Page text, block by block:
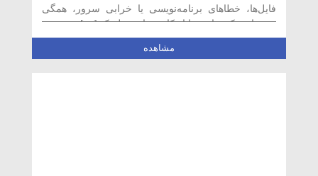
فایل‌ها، خطاهای برنامه‌نویسی یا خرابی سرور، همگی
می‌توانند یک سایت را از کار بیندازند. پلسک […]
مشاهده